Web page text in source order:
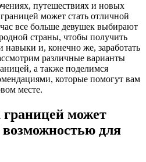
путешествиях и новых
может стать отличной
все больше девушек выбирают
страны, чтобы получить
навыки и, конечно же, заработать
различные варианты
а также поделимся
которые помогут вам
месте.
границей может
для